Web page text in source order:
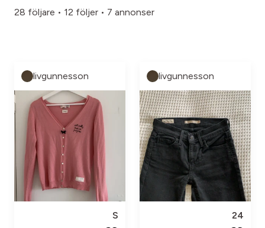
28 följare • 12 följer • 7 annonser
livgunnesson
S
livgunnesson
24